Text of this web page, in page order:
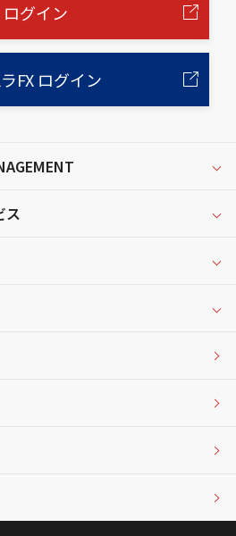
ログイン
FX ログイン
ス